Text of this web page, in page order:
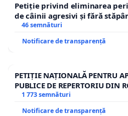
Petiție privind eliminarea
de câinii agresivi și fără
46 semnături
Notificare de transparență
PETIȚIE NAȚIONALĂ PENTRU
PUBLICE DE REPERTORIU DIN
1 773 semnături
Notificare de transparență